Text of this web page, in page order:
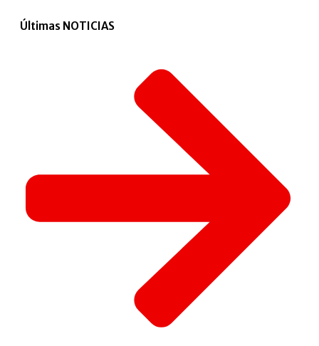
Últimas NOTICIAS